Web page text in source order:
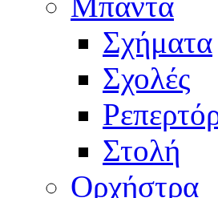
Σχήματα
Σχολές
Στολή
Ορχήστρα